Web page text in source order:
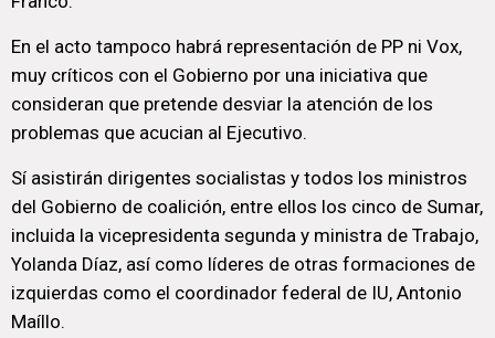
En el acto tampoco habrá representación de PP ni Vox,
muy críticos con el Gobierno por una iniciativa que
consideran que pretende desviar la atención de los
problemas que acucian al Ejecutivo.
Sí asistirán dirigentes socialistas y todos los ministros
del Gobierno de coalición, entre ellos los cinco de Sumar,
incluida la vicepresidenta segunda y ministra de Trabajo,
Yolanda Díaz, así como líderes de otras formaciones de
izquierdas como el coordinador federal de IU, Antonio
Maíllo.